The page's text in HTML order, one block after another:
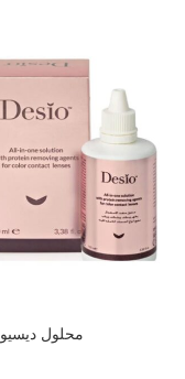
محلول ديسيو 100 مل